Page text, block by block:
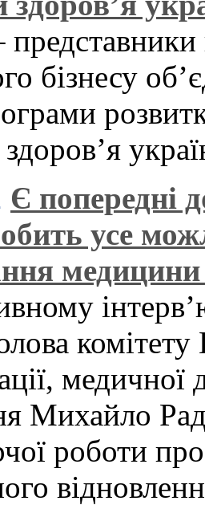
бізнесу
Є попередні
усе
Михайло
роботи